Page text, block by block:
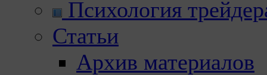
Психология
Статьи
Архив материалов